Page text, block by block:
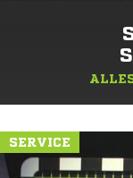
SERVICE